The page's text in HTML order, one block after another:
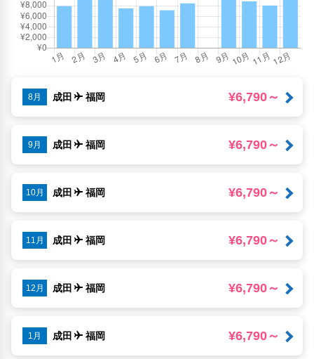
8月 成田 福岡 ¥6,790～
9月 成田 福岡 ¥6,790～
10月 成田 福岡 ¥6,790～
11月 成田 福岡 ¥6,790～
12月 成田 福岡 ¥6,790～
1月 成田 福岡 ¥6,790～